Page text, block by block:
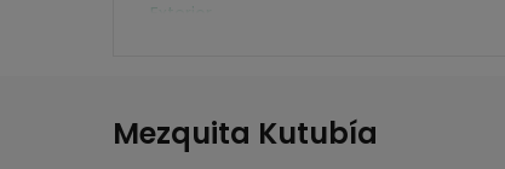
Exterior
Alrededores
Historia de la Mezquita Kutubía
Mezquita Kutubía